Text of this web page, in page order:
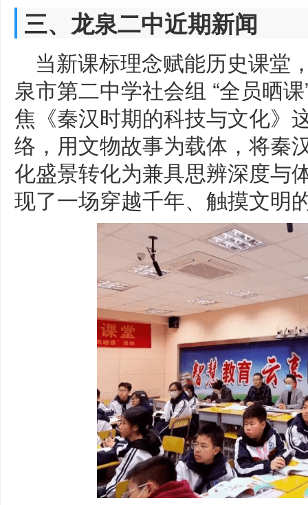
三、龙泉二中近期新闻
当新课标理念赋能历史课堂
泉市第二中学社会组 “全员晒
焦《秦汉时期的科技与文化》
络，用文物故事为载体，将秦
化盛景转化为兼具思辨深度与
现了一场穿越千年、触摸文明